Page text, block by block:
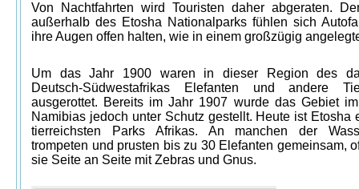
Von Nachtfahrten wird Touristen daher abgeraten.
außerhalb des Etosha Nationalparks fühlen sich
ihre Augen offen halten, wie in einem großzügig
Um das Jahr 1900 waren in dieser Region des
Deutsch-Südwestafrikas Elefanten und andere
ausgerottet. Bereits im Jahr 1907 wurde das Gebiet
Namibias jedoch unter Schutz gestellt. Heute ist Etosha
tierreichsten Parks Afrikas. An manchen der
trompeten und prusten bis zu 30 Elefanten gemeinsam,
sie Seite an Seite mit Zebras und Gnus.